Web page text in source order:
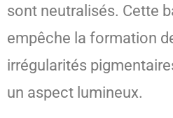
sont neutralisés. Cette
empêche la formation
irrégularités
un aspect lumineux.